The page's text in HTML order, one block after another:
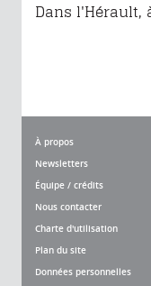
Dans l'Hérault,
À propos
Newsletters
Équipe / crédits
Nous contacter
Charte d'utilisation
Plan du site
Données personnelles